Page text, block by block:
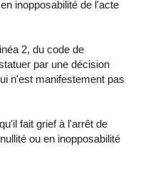
inopposabilité de l'acte
2, du code de
par une décision
n'est manifestement pas
fait grief à l'arrêt de
ou en inopposabilité